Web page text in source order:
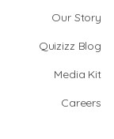
Our Story
Quizizz Blog
Media Kit
Careers